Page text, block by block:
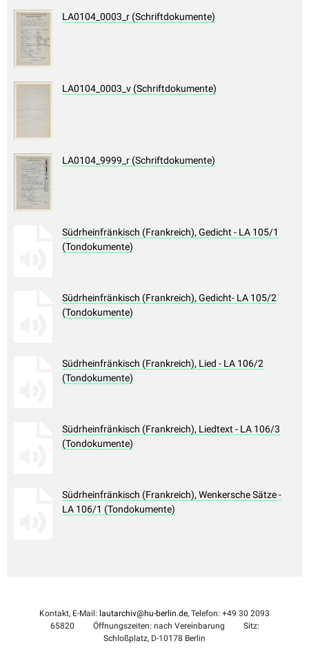
LA0104_0003_r (Schriftdokumente)
LA0104_0003_v (Schriftdokumente)
LA0104_9999_r (Schriftdokumente)
Südrheinfränkisch (Frankreich), Gedicht - LA 105/1
(Tondokumente)
Südrheinfränkisch (Frankreich), Gedicht- LA 105/2
(Tondokumente)
Südrheinfränkisch (Frankreich), Lied - LA 106/2
(Tondokumente)
Südrheinfränkisch (Frankreich), Liedtext - LA 106/3
(Tondokumente)
Südrheinfränkisch (Frankreich), Wenkersche Sätze -
LA 106/1 (Tondokumente)
Kontakt, E-Mail: lautarchiv@hu-berlin.de, Telefon: +49 30 2093
65820
Öffnungszeiten: nach Vereinbarung
Sitz:
Schloßplatz, D-10178 Berlin